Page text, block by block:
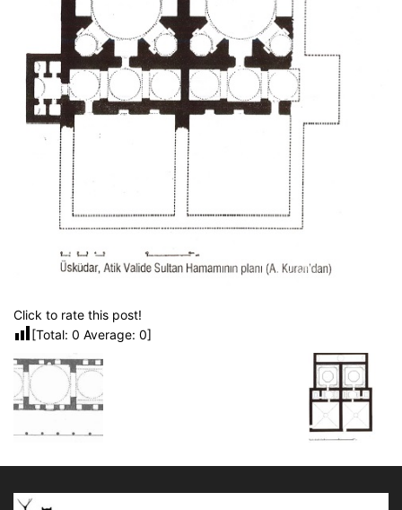
Click to rate this post!
[Total: 0 Average: 0]